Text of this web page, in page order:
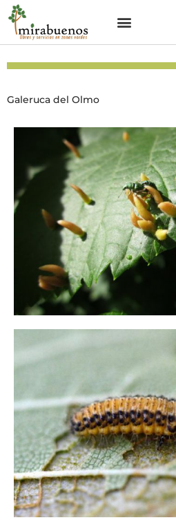
contenido
Galeruca del Olmo